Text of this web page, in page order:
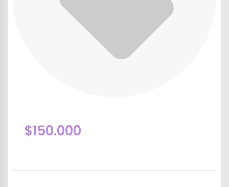
$150.000